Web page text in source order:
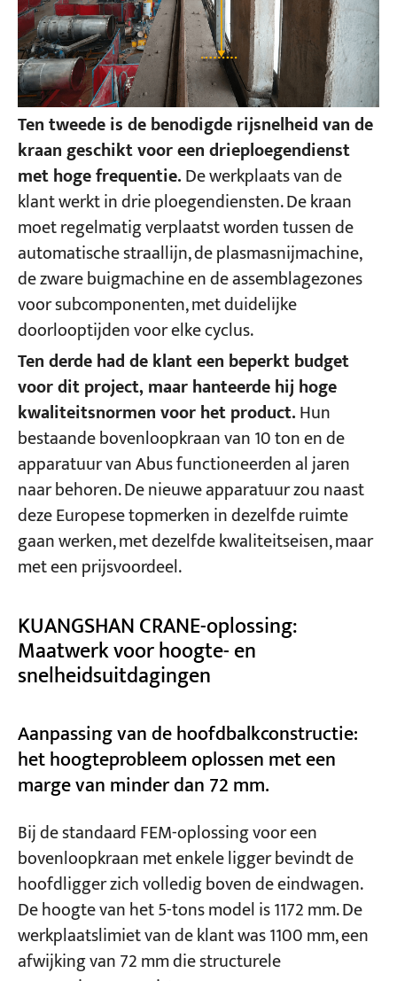
Ten tweede is de benodigde rijsnelheid van de
kraan geschikt voor een drieploegendienst
met hoge frequentie.De werkplaats van de
klant werkt in drie ploegendiensten. De kraan
moet regelmatig verplaatst worden tussen de
automatische straallijn, de plasmasnijmachine,
de zware buigmachine en de assemblagezones
voor subcomponenten, met duidelijke
doorlooptijden voor elke cyclus.
Ten derde had de klant een beperkt budget
voor dit project, maar hanteerde hij hoge
kwaliteitsnormen voor het product.Hun
bestaande bovenloopkraan van 10 ton en de
apparatuur van Abus functioneerden al jaren
naar behoren. De nieuwe apparatuur zou naast
deze Europese topmerken in dezelfde ruimte
gaan werken, met dezelfde kwaliteitseisen, maar
met een prijsvoordeel.
KUANGSHAN CRANE-oplossing:
Maatwerk voor hoogte- en
snelheidsuitdagingen
Aanpassing van de hoofdbalkconstructie:
het hoogteprobleem oplossen met een
marge van minder dan 72 mm.
Bij de standaard FEM-oplossing voor een
bovenloopkraan met enkele ligger bevindt de
hoofdligger zich volledig boven de eindwagen.
De hoogte van het 5-tons model is 1172 mm. De
werkplaatslimiet van de klant was 1100 mm, een
afwijking van 72 mm die structurele